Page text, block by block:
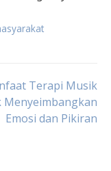
Terapi Musik
Menyeimbangkan
Emosi dan Pikiran